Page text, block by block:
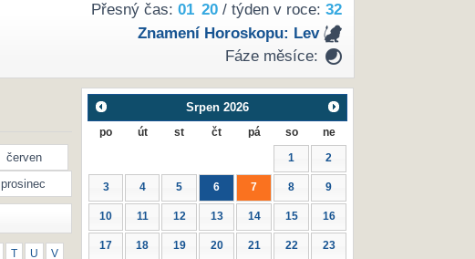
Přesný čas: 01 20/ týden v roce: 32
Znamení Horoskopu: Lev
Fáze měsíce:
červen
prosinec
U V
Srpen 2026
po út st čt pá so ne
1 2
3 4 5 6 7 8 9
10 11 12 13 14 15 16
17 18 19 20 21 22 23